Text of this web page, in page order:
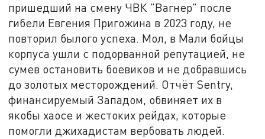
пришедший на смену ЧВК "Вагнер" после
гибели Евгения Пригожина в 2023 году, не
повторил былого успеха. Мол, в Мали бойцы
корпуса ушли с подорванной репутацией, не
сумев остановить боевиков и не добравшись
до золотых месторождений. Отчёт Sentry,
финансируемый Западом, обвиняет их в
якобы хаосе и жестоких рейдах, которые
помогли джихадистам вербовать людей.